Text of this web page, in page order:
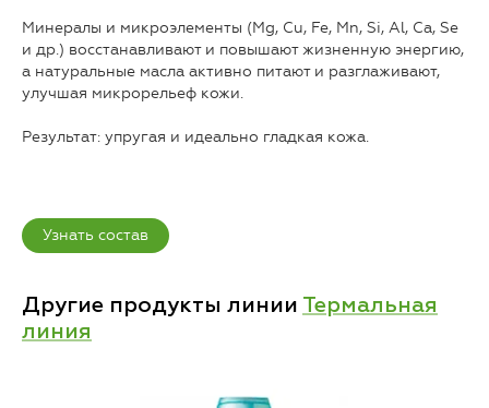
Минералы и микроэлементы (Mg, Cu, Fe, Mn, Si, Al, Ca, Se
и др.) восстанавливают и повышают жизненную энергию,
а натуральные масла активно питают и разглаживают,
улучшая микрорельеф кожи.
Результат: упругая и идеально гладкая кожа.
Узнать состав
Другие продукты линии Термальная
линия